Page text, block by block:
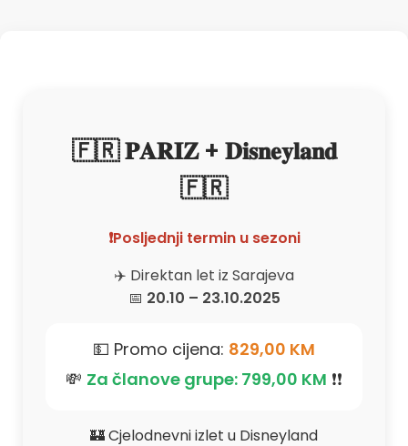
🇫🇷 𝐏𝐀𝐑𝐈𝐙 + 𝐃𝐢𝐬𝐧𝐞𝐲𝐥𝐚𝐧𝐝
🇫🇷
❗️Posljednji termin u sezoni
✈️ Direktan let iz Sarajeva
📅 20.10 – 23.10.2025
💵 Promo cijena: 829,00 KM
💸 Za članove grupe: 799,00 KM ❗️❗️
🏰 Cjelodnevni izlet u Disneyland